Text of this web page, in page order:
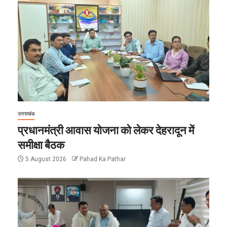
उत्तराखंड
प्रधानमंत्री आवास योजना को लेकर देहरादून में
समीक्षा बैठक
5 August 2026 Pahad Ka Pathar